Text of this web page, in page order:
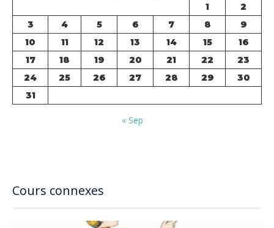
Cours connexes
1
2
3
4 5 6 7 8
9
10
11 12 13 14 15
16
17
18 19 20 21 22
23
24
25 26 27 28 29
30
31
« Sep